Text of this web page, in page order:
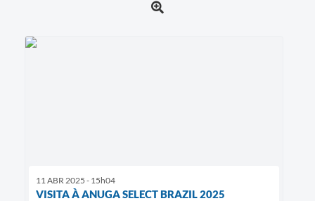
11 ABR 2025 - 15h04
VISITA À ANUGA SELECT BRAZIL 2025